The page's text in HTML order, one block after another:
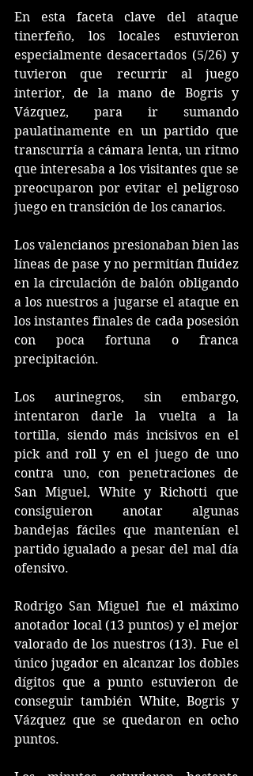
En esta faceta clave del ataque
tinerfeño, los locales estuvieron
especialmente desacertados (5/26) y
tuvieron que recurrir al juego
interior, de la mano de Bogris y
Vázquez, para ir sumando
paulatinamente en un partido que
transcurría a cámara lenta, un ritmo
que interesaba a los visitantes que se
preocuparon por evitar el peligroso
juego en transición de los canarios.
Los valencianos presionaban bien las
líneas de pase y no permitían fluidez
en la circulación de balón obligando
a los nuestros a jugarse el ataque en
los instantes finales de cada posesión
con poca fortuna o franca
precipitación.
Los aurinegros, sin embargo,
intentaron darle la vuelta a la
tortilla, siendo más incisivos en el
pick and roll y en el juego de uno
contra uno, con penetraciones de
San Miguel, White y Richotti que
consiguieron anotar algunas
bandejas fáciles que mantenían el
partido igualado a pesar del mal día
ofensivo.
Rodrigo San Miguel fue el máximo
anotador local (13 puntos) y el mejor
valorado de los nuestros (13). Fue el
único jugador en alcanzar los dobles
dígitos que a punto estuvieron de
conseguir también White, Bogris y
Vázquez que se quedaron en ocho
puntos.